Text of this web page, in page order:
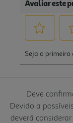
Deve
Devido a
deverá